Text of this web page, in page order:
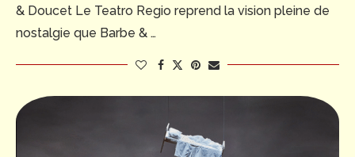
& Doucet Le Teatro Regio reprend la vision pleine de
nostalgie que Barbe & …